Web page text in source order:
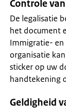
Controle
De legalisatie
het document
Immigratie- en
organisatie
sticker op uw
handtekening
Geldigheid